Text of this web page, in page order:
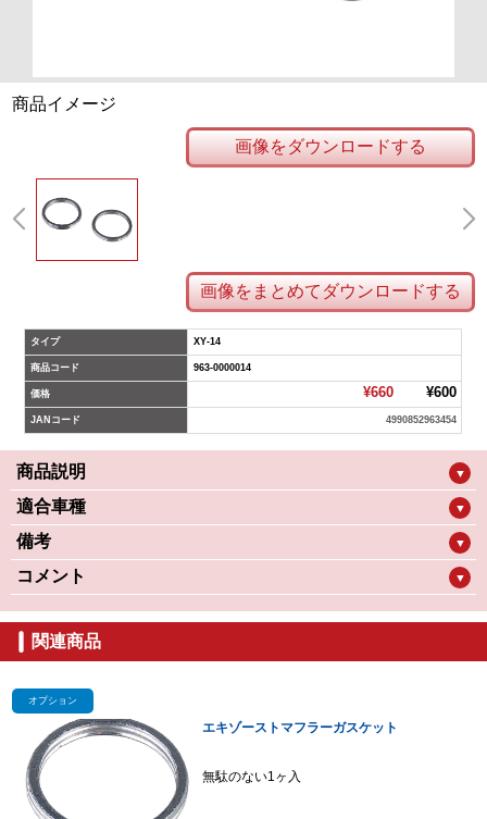
商品イメージ
画像をダウンロードする
画像をまとめてダウンロードする
タイプ XY-14
商品コード 963-0000014
価格 ¥660¥600
JANコード 4990852963454
商品説明 ▼
適合車種 ▼
備考 ▼
コメント ▼
関連商品
オプション
エキゾーストマフラーガスケット
無駄のない1ヶ入